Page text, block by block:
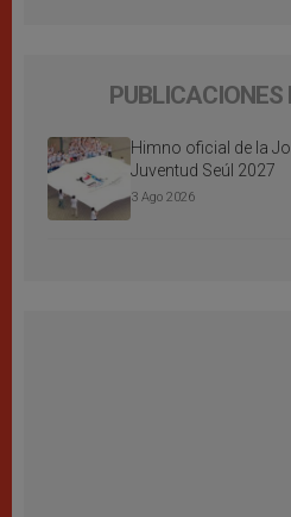
Himno oficial de la
Juventud Seúl 2027
3 Ago 2026